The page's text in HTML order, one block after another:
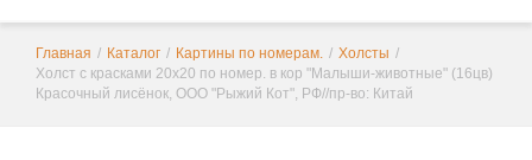
Главная / Каталог / Картины по номерам. / Холсты /
Холст с красками 20х20 по номер. в кор "Малыши-животные" (16цв)
Красочный лисёнок, ООО "Рыжий Кот", РФ//пр-во: Китай